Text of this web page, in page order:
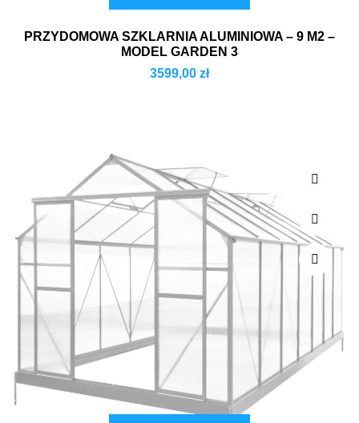
PRZYDOMOWA SZKLARNIA ALUMINIOWA – 9 M2 –
MODEL GARDEN 3
3599,00 zł